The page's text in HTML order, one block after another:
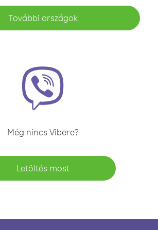
További országok
Még nincs Vibere?
Letöltés most